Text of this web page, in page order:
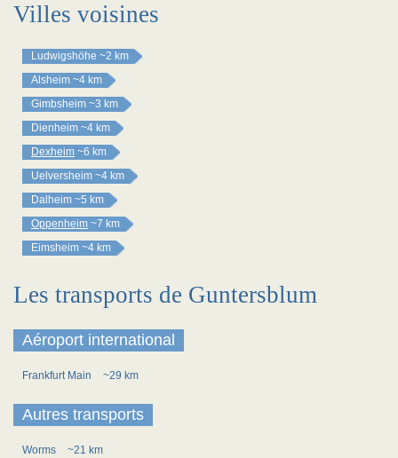
Villes voisines
Ludwigshöhe ~2 km
Alsheim ~4 km
Gimbsheim ~3 km
Dienheim ~4 km
Dexheim ~6 km
Uelversheim ~4 km
Dalheim ~5 km
Oppenheim ~7 km
Eimsheim ~4 km
Les transports de Guntersblum
Aéroport international
Frankfurt Main ~29 km
Autres transports
Worms
~21 km